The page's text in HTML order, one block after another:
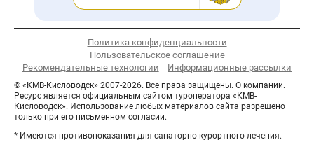
Политика конфиденциальности
Пользовательское соглашение
Рекомендательные технологии
Информационные рассылки
© «КМВ-Кисловодск» 2007-2026. Все права защищены. О компании.
Ресурс является официальным сайтом туроператора «КМВ-
Кисловодск». Использование любых материалов сайта разрешено
только при его письменном согласии.
* Имеются противопоказания для санаторно-курортного лечения.